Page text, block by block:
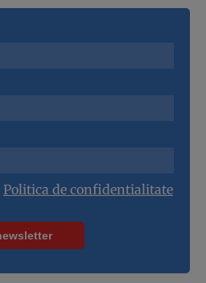
Politica de confidentialitate